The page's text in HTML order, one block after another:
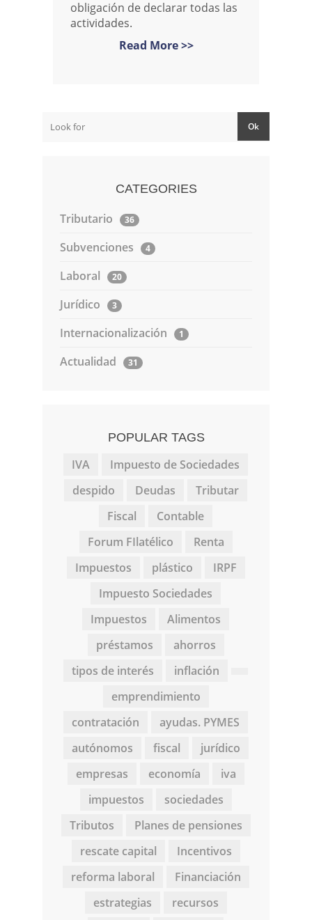
obligación de declarar todas las
actividades.
Read More >>
CATEGORIES
Tributario 36
Subvenciones 4
Laboral 20
Jurídico 3
Internacionalización 1
Actualidad 31
POPULAR TAGS
IVA
Impuesto de Sociedades
despido
Deudas
Tributar
Fiscal
Contable
Forum FIlatélico
Renta
Impuestos
plástico
IRPF
Impuesto Sociedades
Impuestos
Alimentos
préstamos
ahorros
tipos de interés
inflación
emprendimiento
contratación
ayudas. PYMES
autónomos
fiscal
jurídico
empresas
economía
iva
impuestos
sociedades
Tributos
Planes de pensiones
rescate capital
Incentivos
reforma laboral
Financiación
estrategias
recursos